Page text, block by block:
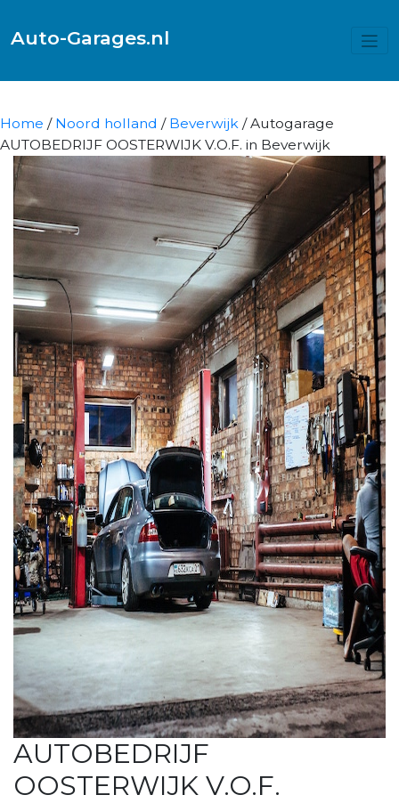
Auto-Garages.nl
Home / Noord holland / Beverwijk / Autogarage
AUTOBEDRIJF OOSTERWIJK V.O.F. in Beverwijk
AUTOBEDRIJF
OOSTERWIJK V.O.F.